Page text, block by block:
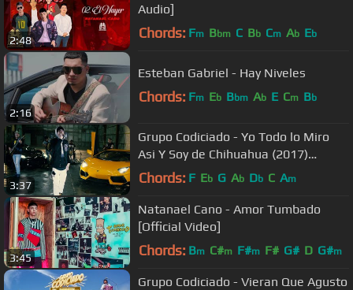
2:48
Audio]
Chords: Fm Bbm C Bb Cm Ab Eb
2:16
Esteban Gabriel - Hay Niveles
Chords: Fm Eb Bbm Ab E Cm Bb
3:37
Grupo Codiciado - Yo Todo lo Miro
Asi Y Soy de Chihuahua (2017)
"EXCLUSIVO"
Chords: F Eb G Ab Db C Am
3:45
Natanael Cano - Amor Tumbado
[Official Video]
Chords: Bm C#m F#m F# G# D G#m
Grupo Codiciado - Vieran Que Agusto